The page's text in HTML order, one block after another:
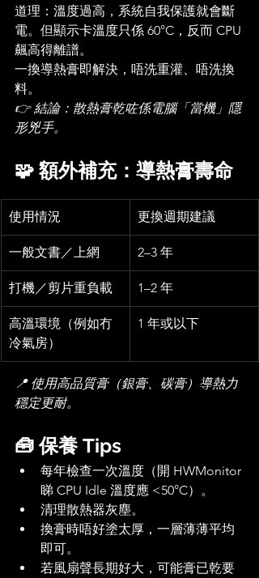
道理：溫度過高，系統自我保護就會斷
電。但顯示卡溫度只係 60°C，反而 CPU
飆高得離譜。
一換導熱膏即解決，唔洗重灌、唔洗換
料。
👉 結論：散熱膏乾咗係電腦「當機」隱
形兇手。
🧩 額外補充：導熱膏壽命
使用情況 更換週期建議
一般文書／上網 2–3 年
打機／剪片重負載 1–2 年
高溫環境（例如冇
冷氣房）
1 年或以下
📍 使用高品質膏（銀膏、碳膏）導熱力
穩定更耐。
🧰 保養 Tips
每年檢查一次溫度（開 HWMonitor
睇 CPU Idle 溫度應 <50°C）。
清理散熱器灰塵。
換膏時唔好塗太厚，一層薄薄平均
即可。
若風扇聲長期好大，可能膏已乾要